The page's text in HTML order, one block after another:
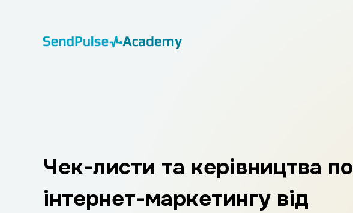
Чек-листи та керівництва по
інтернет-маркетингу від